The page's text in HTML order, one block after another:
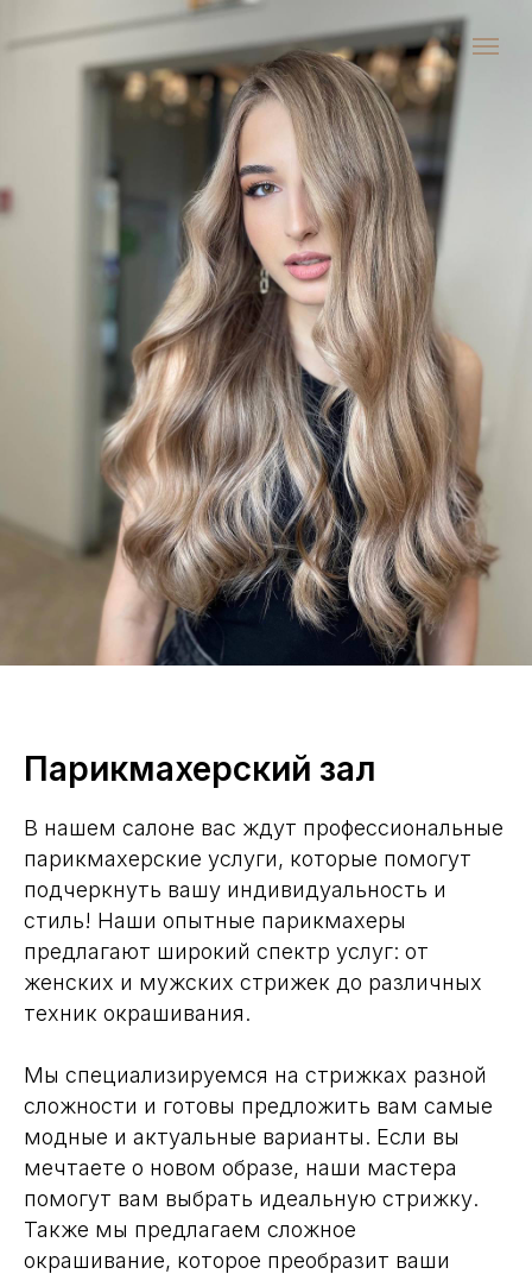
Парикмахерский зал
В нашем салоне вас ждут профессиональные
парикмахерские услуги, которые помогут
подчеркнуть вашу индивидуальность и
стиль! Наши опытные парикмахеры
предлагают широкий спектр услуг: от
женских и мужских стрижек до различных
техник окрашивания.
Мы специализируемся на стрижках разной
сложности и готовы предложить вам самые
модные и актуальные варианты. Если вы
мечтаете о новом образе, наши мастера
помогут вам выбрать идеальную стрижку.
Также мы предлагаем сложное
окрашивание, которое преобразит ваши